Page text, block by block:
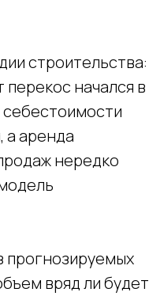
строительства:
начался в
себестоимости
а аренда
нередко
прогнозируемых
вряд ли будет